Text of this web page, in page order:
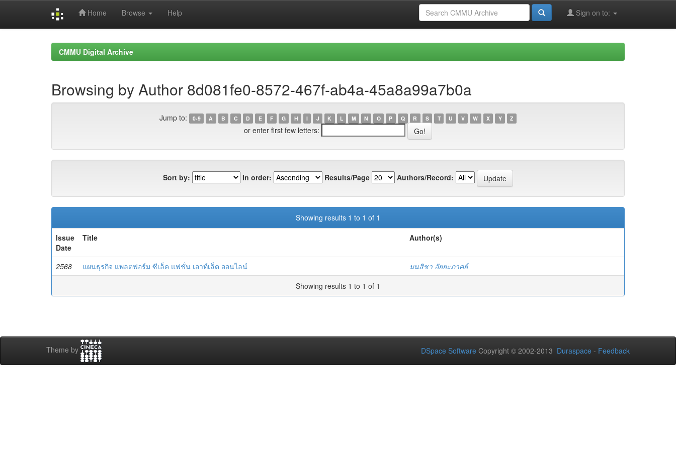
Home Browse Help Sign on to:
CMMU Digital Archive
Browsing by Author 8d081fe0-8572-467f-ab4a-45a8a99a7b0a
Jump to: 0-9 A B C D E F G H I J K L M N O P Q R S T U V W X Y Z
or enter first few letters:
Sort by: In order: Results/Page Authors/Record:
Showing results 1 to 1 of 1
Issue
Date
Title Author(s)
2568 แผนธุรกิจ แพลตฟอร์ม ซีเล็ค แฟชั่น เอาท์เล็ต ออนไลน์
มนสิชา อัยยะภาคย์
Showing results 1 to 1 of 1
Theme by DSpace Software Copyright © 2002-2013 Duraspace - Feedback